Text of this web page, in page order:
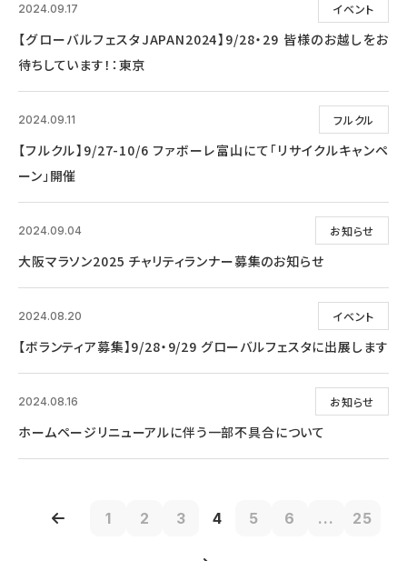
イベント
2024.09.17
【グローバルフェスタJAPAN2024】9/28・29 皆様のお越しをお
待ちしています！：東京
フルクル
2024.09.11
【フルクル】9/27-10/6 ファボーレ富山にて「リサイクルキャンペ
ーン」開催
お知らせ
2024.09.04
大阪マラソン2025 チャリティランナー募集のお知らせ
イベント
2024.08.20
【ボランティア募集】9/28・9/29 グローバルフェスタに出展します
お知らせ
2024.08.16
ホームページリニューアルに伴う一部不具合について
1 2 3 4 5 6 ... 25